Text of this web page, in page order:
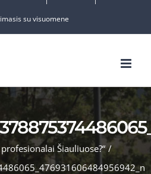
su visuomene
Šiauliuose?“ /